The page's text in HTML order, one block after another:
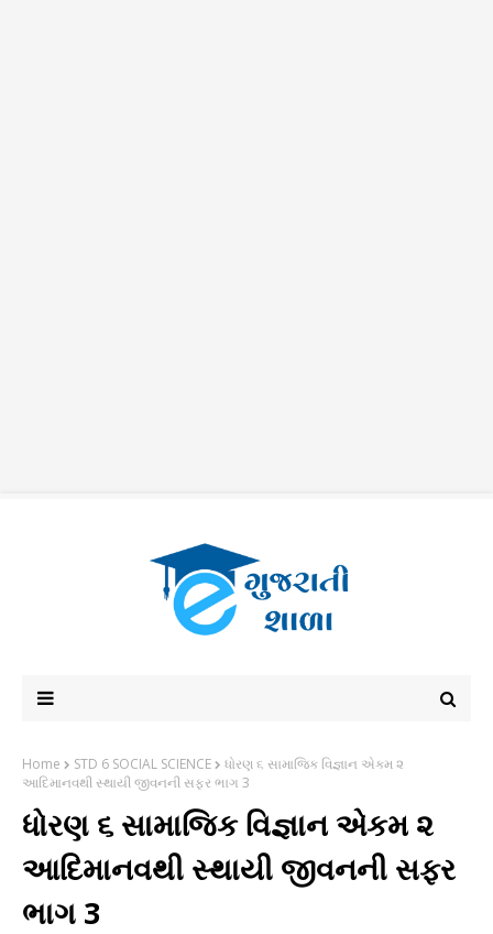
Home STD 6 SOCIAL SCIENCE
ધોરણ ૬ સામાજિક વિજ્ઞાન એકમ ૨
આદિમાનવથી સ્થાયી જીવનની સફર ભાગ 3
ધોરણ ૬ સામાજિક વિજ્ઞાન એકમ ૨
આદિમાનવથી સ્થાયી જીવનની સફર
ભાગ 3